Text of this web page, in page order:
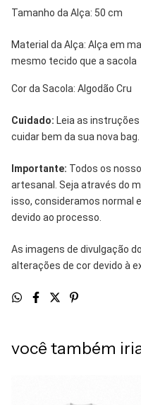
Tamanho da Alça: 50 cm
Material da Alça: Alça em
mesmo tecido que a sacola
Cor da Sacola: Algodão Cru
Cuidado: Leia as
cuidar bem da sua nova bag.
Importante: Todos os
artesanal. Seja através do
isso, consideramos normal
devido ao processo.
As imagens de divulgação
alterações de cor devido à
você também